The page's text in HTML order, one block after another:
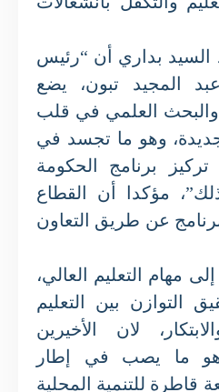
بداري أن “رئيس
المجيد تبون، يضع
والبحث العلمي في قلب
وهو ما تجسد في
برنامج الحكومة
مؤكدا أن القطاع
عن طريق التعاون
مهام التعليم العالي،
التوازن بين التعليم
لان الأخيرين
وهو ما يصب في إطار
قاطرة للتنمية المحلية